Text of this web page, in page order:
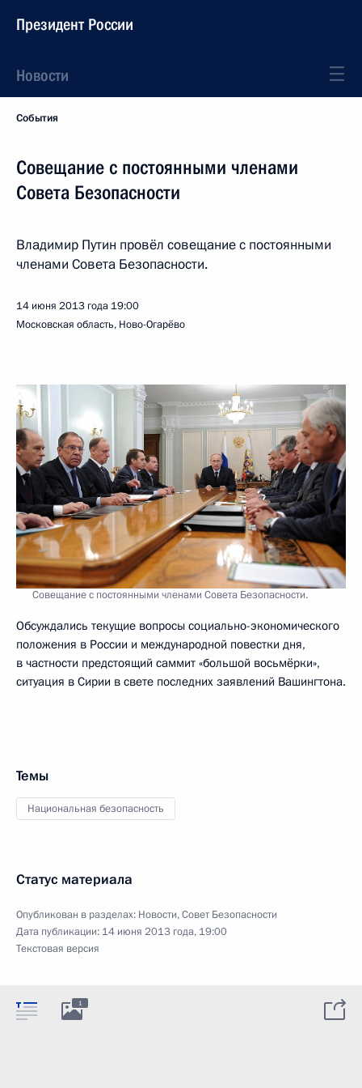
Президент России
Новости
События
Совещание с постоянными членами
Совета Безопасности
Владимир Путин провёл совещание с постоянными
членами Совета Безопасности.
14 июня 2013 года 19:00
Московская область, Ново-Огарёво
Совещание с постоянными членами Совета Безопасности.
Обсуждались текущие вопросы социально-экономического
положения в России и международной повестки дня,
в частности предстоящий саммит «большой восьмёрки»,
ситуация в Сирии в свете последних заявлений Вашингтона.
Темы
Национальная безопасность
Статус материала
Опубликован в разделах: Новости,Совет Безопасности
Дата публикации: 14 июня 2013 года, 19:00
Текстовая версия
1